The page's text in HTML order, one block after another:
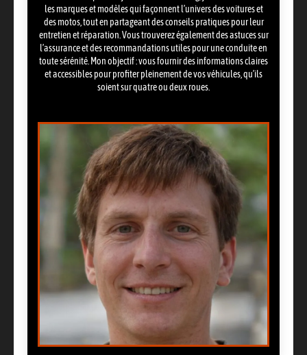
les marques et modèles qui façonnent l’univers des voitures et
des motos, tout en partageant des conseils pratiques pour leur
entretien et réparation. Vous trouverez également des astuces sur
l’assurance et des recommandations utiles pour une conduite en
toute sérénité. Mon objectif : vous fournir des informations claires
et accessibles pour profiter pleinement de vos véhicules, qu’ils
soient sur quatre ou deux roues.